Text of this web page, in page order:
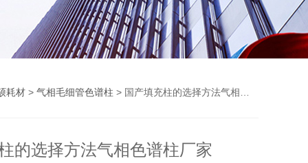
耗材 > 气相毛细管色谱柱 > 国产填充柱的选择方法气相色谱柱厂家
的选择方法气相色谱柱厂家